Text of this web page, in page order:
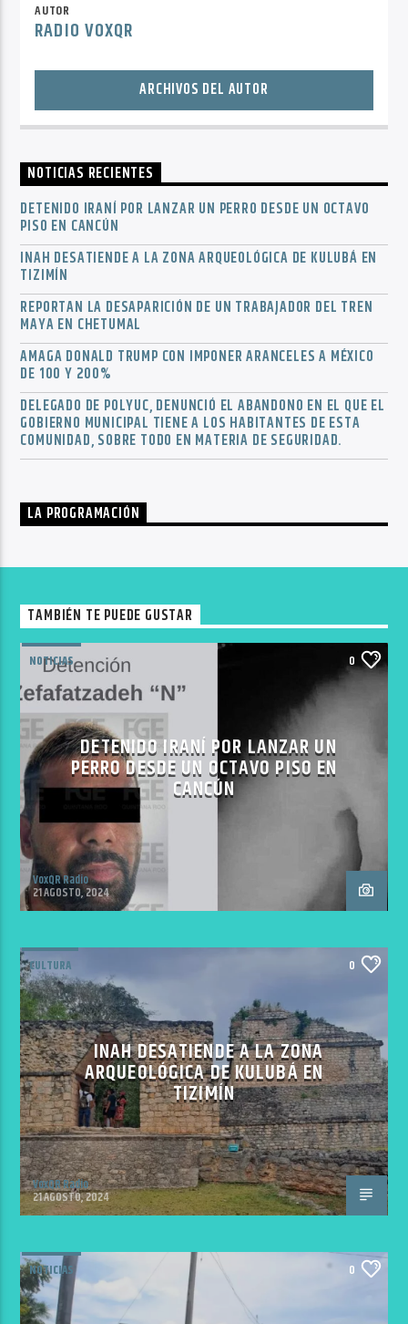
AUTOR
RADIO VOXQR
ARCHIVOS DEL AUTOR
NOTICIAS RECIENTES
DETENIDO IRANÍ POR LANZAR UN PERRO DESDE UN OCTAVO
PISO EN CANCÚN
INAH DESATIENDE A LA ZONA ARQUEOLÓGICA DE KULUBÁ EN
TIZIMÍN
REPORTAN LA DESAPARICIÓN DE UN TRABAJADOR DEL TREN
MAYA EN CHETUMAL
AMAGA DONALD TRUMP CON IMPONER ARANCELES A MÉXICO
DE 100 Y 200%
DELEGADO DE POLYUC, DENUNCIÓ EL ABANDONO EN EL QUE EL
GOBIERNO MUNICIPAL TIENE A LOS HABITANTES DE ESTA
COMUNIDAD, SOBRE TODO EN MATERIA DE SEGURIDAD.
LA PROGRAMACIÓN
TAMBIÉN TE PUEDE GUSTAR
NOTICIAS 0
DETENIDO IRANÍ POR LANZAR UN
PERRO DESDE UN OCTAVO PISO EN
CANCÚN
VoxQR Radio
21 AGOSTO, 2024
CULTURA 0
INAH DESATIENDE A LA ZONA
ARQUEOLÓGICA DE KULUBÁ EN
TIZIMÍN
VoxQR Radio
21 AGOSTO, 2024
NOTICIAS 0